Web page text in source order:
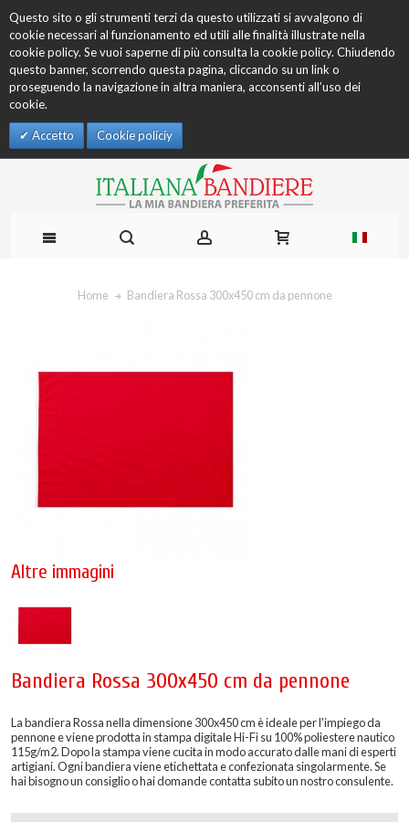
Questo sito o gli strumenti terzi da questo utilizzati si avvalgono di
cookie necessari al funzionamento ed utili alle finalità illustrate nella
cookie policy. Se vuoi saperne di più consulta la cookie policy. Chiudendo
questo banner, scorrendo questa pagina, cliccando su un link o
proseguendo la navigazione in altra maniera, acconsenti all’uso dei
cookie.
Accetto Cookie policiy
Home Bandiera Rossa 300x450 cm da pennone
Altre immagini
Bandiera Rossa 300x450 cm da pennone
La bandiera Rossa nella dimensione 300x450 cm è ideale per l'impiego da
pennone e viene prodotta in stampa digitale Hi-Fi su 100% poliestere nautico
115g/m2. Dopo la stampa viene cucita in modo accurato dalle mani di esperti
artigiani. Ogni bandiera viene etichettata e confezionata singolarmente. Se
hai bisogno un consiglio o hai domande contatta subito un nostro consulente.